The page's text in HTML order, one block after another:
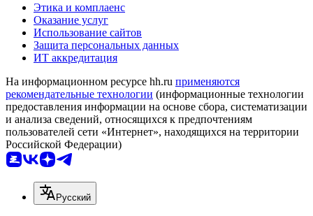
Этика и комплаенс
Оказание услуг
Использование сайтов
Защита персональных данных
ИТ аккредитация
На информационном ресурсе hh.ru применяются
рекомендательные технологии (информационные технологии
предоставления информации на основе сбора, систематизации
и анализа сведений, относящихся к предпочтениям
пользователей сети «Интернет», находящихся на территории
Российской Федерации)
Русский